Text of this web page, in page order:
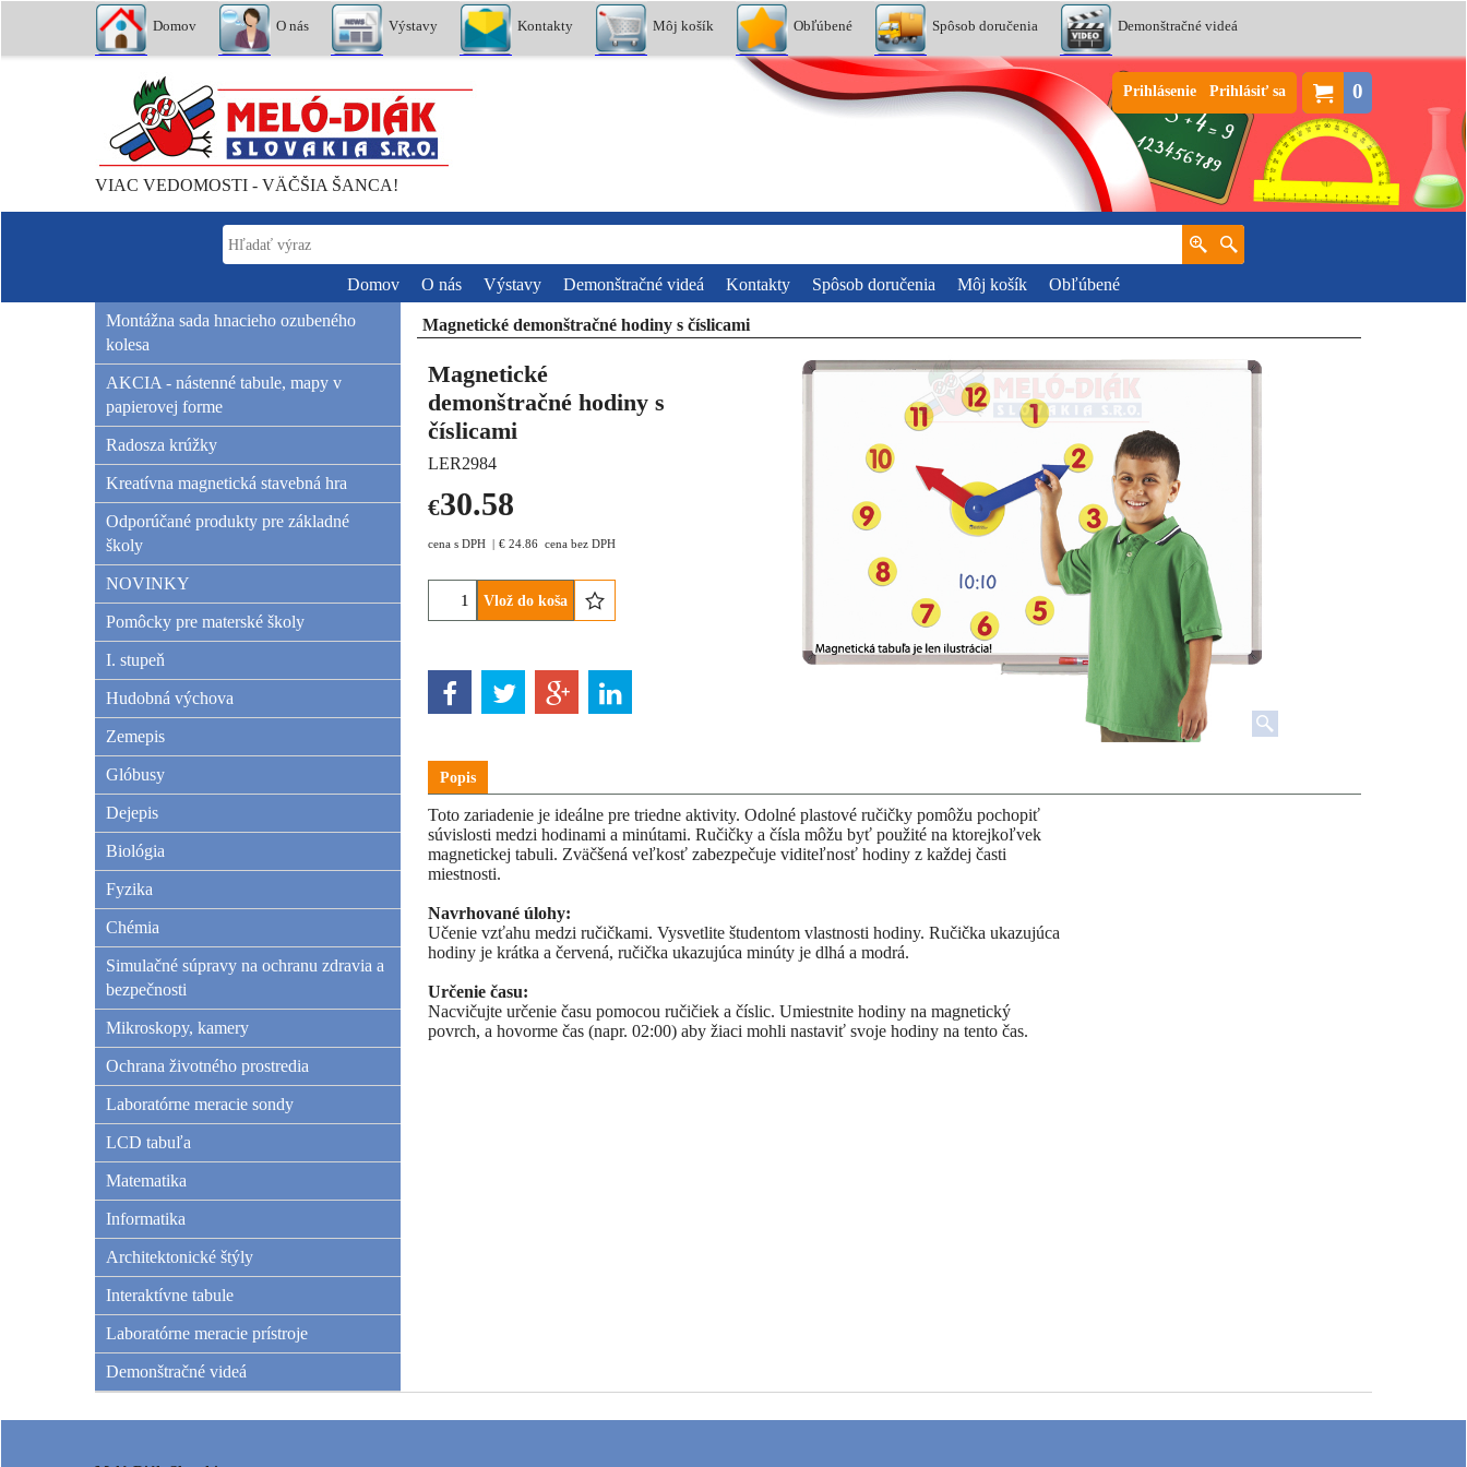
Domov O nás Výstavy Kontakty Môj košík Obľúbené Spôsob doručenia Demonštračné videá
0
Prihlásenie Prihlásiť sa
VIAC VEDOMOSTI - VÄČŠIA ŠANCA!
Domov O nás Výstavy Demonštračné videá Kontakty Spôsob doručenia Môj košík
Obľúbené
Montážna sada hnacieho ozubeného
kolesa
AKCIA - nástenné tabule, mapy v
papierovej forme
Radosza krúžky
Kreatívna magnetická stavebná hra
Odporúčané produkty pre základné
školy
NOVINKY
Pomôcky pre materské školy
I. stupeň
Hudobná výchova
Zemepis
Glóbusy
Dejepis
Biológia
Fyzika
Chémia
Simulačné súpravy na ochranu zdravia a
bezpečnosti
Mikroskopy, kamery
Ochrana životného prostredia
Laboratórne meracie sondy
LCD tabuľa
Matematika
Informatika
Architektonické štýly
Interaktívne tabule
Laboratórne meracie prístroje
Demonštračné videá
Magnetické demonštračné hodiny s číslicami
Magnetické
demonštračné hodiny s
číslicami
LER2984
€30.58
cena s DPH € 24.86 cena bez DPH
Vlož do koša
Popis
Toto zariadenie je ideálne pre triedne aktivity. Odolné plastové ručičky pomôžu pochopiť
súvislosti medzi hodinami a minútami. Ručičky a čísla môžu byť použité na ktorejkoľvek
magnetickej tabuli. Zväčšená veľkosť zabezpečuje viditeľnosť hodiny z každej časti
miestnosti.
Navrhované úlohy:
Učenie vzťahu medzi ručičkami. Vysvetlite študentom vlastnosti hodiny. Ručička ukazujúca
hodiny je krátka a červená, ručička ukazujúca minúty je dlhá a modrá.
Určenie času:
Nacvičujte určenie času pomocou ručičiek a číslic. Umiestnite hodiny na magnetický
povrch, a hovorme čas (napr. 02:00) aby žiaci mohli nastaviť svoje hodiny na tento čas.